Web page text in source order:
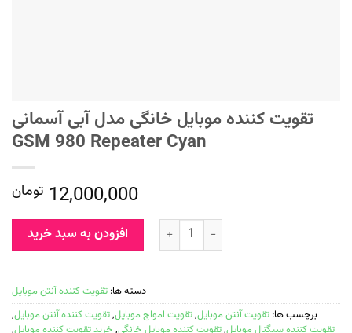
تقویت کننده موبایل خانگی مدل آبی آسمانی
GSM 980 Repeater Cyan
12,000,000 تومان
افزودن به سبد خرید
دسته ها: تقویت کننده آنتن موبایل
برچسب ها: تقویت آنتن موبایل,تقویت امواج موبایل,تقویت کننده آنتن موبایل,
تقویت کننده سیگنال موبایل,تقویت کننده موبایل خانگی, خرید تقویت کننده موبایل,